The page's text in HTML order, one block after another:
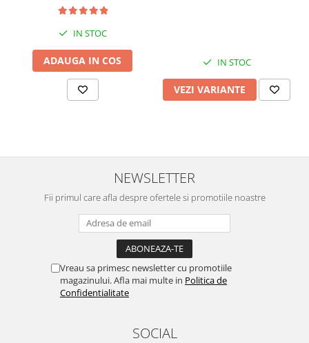
IN STOC
ADAUGA IN COS IN STOC
VEZI VARIANTE
NEWSLETTER
Fii primul care afla despre ofertele si promotiile noastre
Vreau sa primesc newsletter cu promotiile
magazinului. Afla mai multe in Politica de
Confidentialitate
SOCIAL